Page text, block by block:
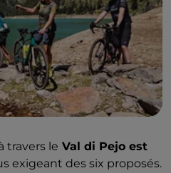
travers le Val di Pejo est
exigeant des six proposés.